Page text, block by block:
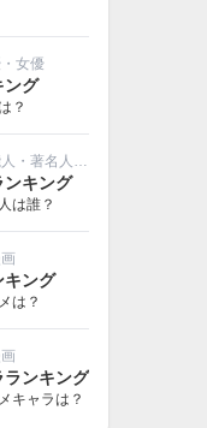
女優
ング
？
著名人その他
ンキング
は誰？
キング
は？
ランキング
キャラは？